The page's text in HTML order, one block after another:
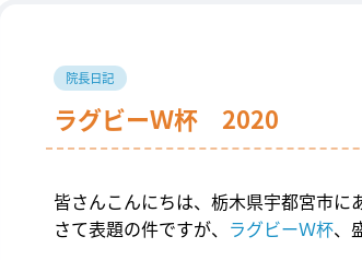
院長日記
ラグビーＷ杯 2020
皆さんこんにちは、栃木県宇都宮市に
さて表題の件ですが、 ラグビーＷ杯、